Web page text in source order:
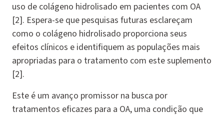
uso de colágeno hidrolisado em pacientes com OA
[2]. Espera-se que pesquisas futuras esclareçam
como o colágeno hidrolisado proporciona seus
efeitos clínicos e identifiquem as populações mais
apropriadas para o tratamento com este suplemento
[2].
Este é um avanço promissor na busca por
tratamentos eficazes para a OA, uma condição que